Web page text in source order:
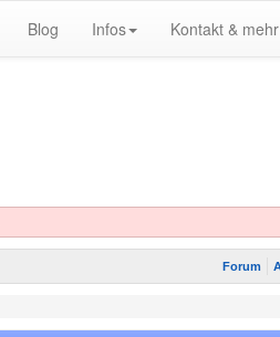
Blog Infos Kontakt & mehr
Forum